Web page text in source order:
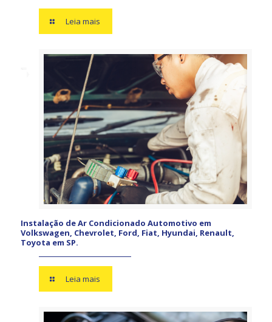
Leia mais
Instalação de Ar Condicionado Automotivo em
Volkswagen, Chevrolet, Ford, Fiat, Hyundai, Renault,
Toyota em SP.
Leia mais